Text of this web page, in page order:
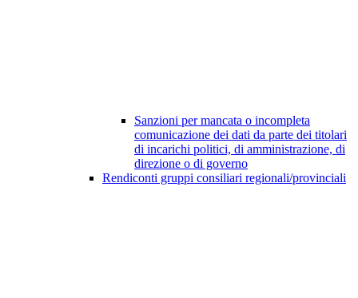
Sanzioni per mancata o incompleta
comunicazione dei dati da parte dei titolari
di incarichi politici, di amministrazione, di
direzione o di governo
Rendiconti gruppi consiliari regionali/provinciali